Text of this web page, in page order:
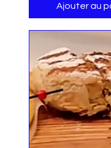
Ajouter au